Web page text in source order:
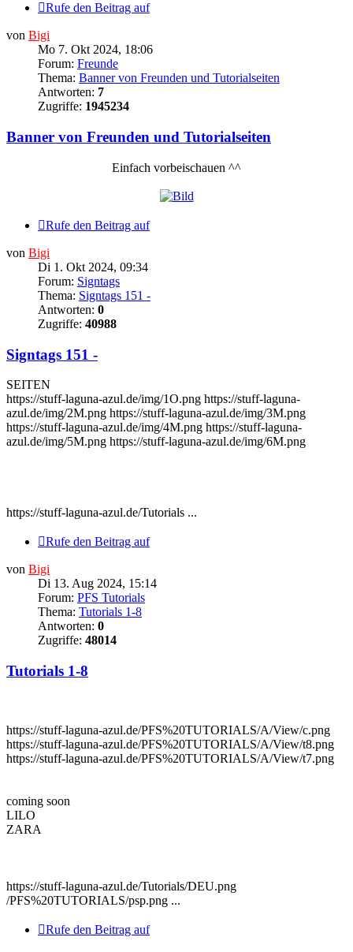
Rufe den Beitrag auf
von Bigi
Mo 7. Okt 2024, 18:06
Forum: Freunde
Thema: Banner von Freunden und Tutorialseiten
Antworten: 7
Zugriffe: 1945234
Banner von Freunden und Tutorialseiten
Einfach vorbeischauen ^^
Rufe den Beitrag auf
von Bigi
Di 1. Okt 2024, 09:34
Forum: Signtags
Thema: Signtags 151 -
Antworten: 0
Zugriffe: 40988
Signtags 151 -
SEITEN
https://stuff-laguna-azul.de/img/1O.png https://stuff-laguna-
azul.de/img/2M.png https://stuff-laguna-azul.de/img/3M.png
https://stuff-laguna-azul.de/img/4M.png https://stuff-laguna-
azul.de/img/5M.png https://stuff-laguna-azul.de/img/6M.png
https://stuff-laguna-azul.de/Tutorials ...
Rufe den Beitrag auf
von Bigi
Di 13. Aug 2024, 15:14
Forum: PFS Tutorials
Thema: Tutorials 1-8
Antworten: 0
Zugriffe: 48014
Tutorials 1-8
https://stuff-laguna-azul.de/PFS%20TUTORIALS/A/View/c.png
https://stuff-laguna-azul.de/PFS%20TUTORIALS/A/View/t8.png
https://stuff-laguna-azul.de/PFS%20TUTORIALS/A/View/t7.png
coming soon
LILO
ZARA
https://stuff-laguna-azul.de/Tutorials/DEU.png
/PFS%20TUTORIALS/psp.png ...
Rufe den Beitrag auf